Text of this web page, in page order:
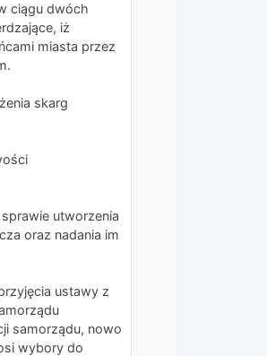
ciągu dwóch
iż
miasta przez
skarg
utworzenia
oraz nadania im
ustawy z
samorządu, nowo
wybory do